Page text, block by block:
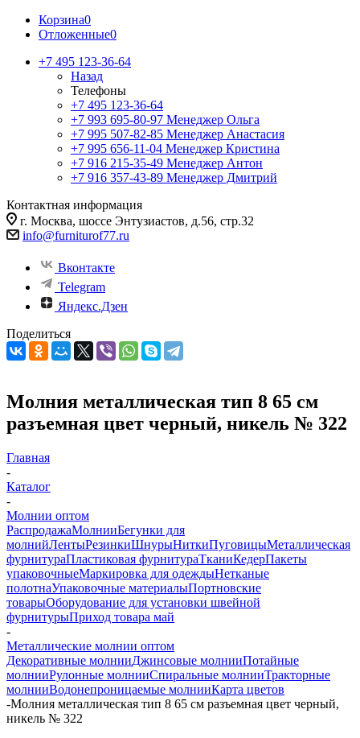
Корзина0
Отложенные0
+7 495 123-36-64
Назад
Телефоны
+7 495 123-36-64
+7 993 695-80-97 Менеджер Ольга
+7 995 507-82-85 Менеджер Анастасия
+7 995 656-11-04 Менеджер Кристина
+7 916 215-35-49 Менеджер Антон
+7 916 357-43-89 Менеджер Дмитрий
Контактная информация
г. Москва, шоссе Энтузиастов, д.56, стр.32
info@furniturof77.ru
Вконтакте
Telegram
Яндекс.Дзен
Поделиться
Молния металлическая тип 8 65 см
разъемная цвет черный, никель № 322
Главная
-
Каталог
-
Молнии оптом
РаспродажаМолнииБегунки для
молнийЛентыРезинкиШнурыНиткиПуговицыМеталлическая
фурнитураПластиковая фурнитураТканиКедерПакеты
упаковочныеМаркировка для одеждыНетканые
полотнаУпаковочные материалыПортновские
товарыОборудование для установки швейной
фурнитурыПриход товара май
-
Металлические молнии оптом
Декоративные молнииДжинсовые молнииПотайные
молнииРулонные молнииСпиральные молнииТракторные
молнииВодонепроницаемые молнииКарта цветов
-Молния металлическая тип 8 65 см разъемная цвет черный,
никель № 322